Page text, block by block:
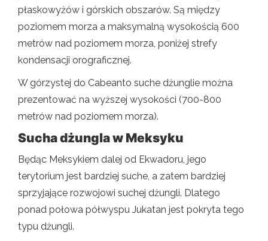
płaskowyżów i górskich obszarów. Są między
poziomem morza a maksymalną wysokością 600
metrów nad poziomem morza, poniżej strefy
kondensacji orograficznej.
W górzystej do Cabeanto suche dżunglie można
prezentować na wyższej wysokości (700-800
metrów nad poziomem morza).
Sucha dżungla w Meksyku
Będąc Meksykiem dalej od Ekwadoru, jego
terytorium jest bardziej suche, a zatem bardziej
sprzyjające rozwojowi suchej dżungli. Dlatego
ponad połowa półwyspu Jukatan jest pokryta tego
typu dżungli.